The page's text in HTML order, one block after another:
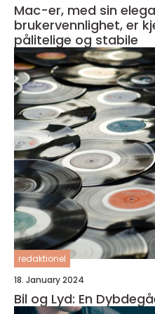
Mac-er, med sin
brukervennlighet, er
pålitelige og stabile
redaktionel
18. January 2024
Bil og Lyd: En